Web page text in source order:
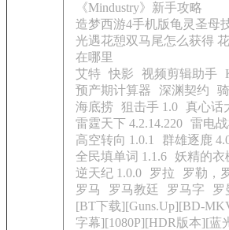
《Mindustry》新手攻略
造梦西游4手机版龟灵圣母
光遇花憩双马尾怎么获得
在哪里
艾特 快影 视频剪辑助手
预产期计算器
深渊契约
海底捞 狙击手 1.0 真心话
雷霆天下 4.2.14.220 雷电
高空转向 1.0.1
群雄逐鹿
全民填单词 1.1.6 妖精的衣
逆天纪 1.0.0
罗拉 罗勒，
罗马
罗马教廷 罗马字 罗
[BT下载][Guns.Up][BD-
字幕][1080P][HDR版本][蓝